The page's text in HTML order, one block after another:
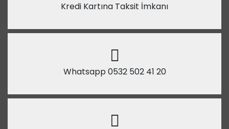
Kredi Kartına Taksit İmkanı
Whatsapp 0532 502 41 20